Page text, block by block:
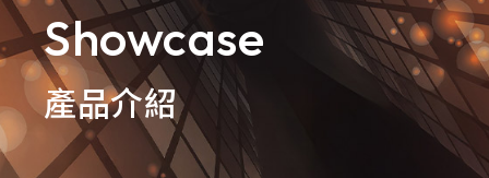
OPSWAT
MENLO SECURITY
SSH Communications
Security
Showcase
產品介紹